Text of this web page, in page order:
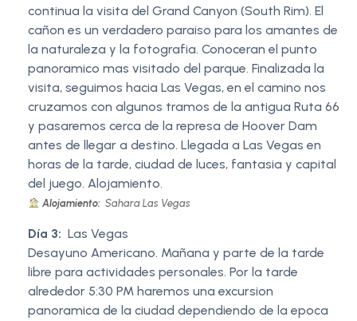
continua la visita del Grand Canyon (South Rim). El
cañon es un verdadero paraiso para los amantes de
la naturaleza y la fotografia. Conoceran el punto
panoramico mas visitado del parque. Finalizada la
visita, seguimos hacia Las Vegas, en el camino nos
cruzamos con algunos tramos de la antigua Ruta 66
y pasaremos cerca de la represa de Hoover Dam
antes de llegar a destino. Llegada a Las Vegas en
horas de la tarde, ciudad de luces, fantasia y capital
del juego. Alojamiento.
Alojamiento: Sahara Las Vegas
Día 3: Las Vegas
Desayuno Americano. Mañana y parte de la tarde
libre para actividades personales. Por la tarde
alrededor 5:30 PM haremos una excursion
panoramica de la ciudad dependiendo de la epoca